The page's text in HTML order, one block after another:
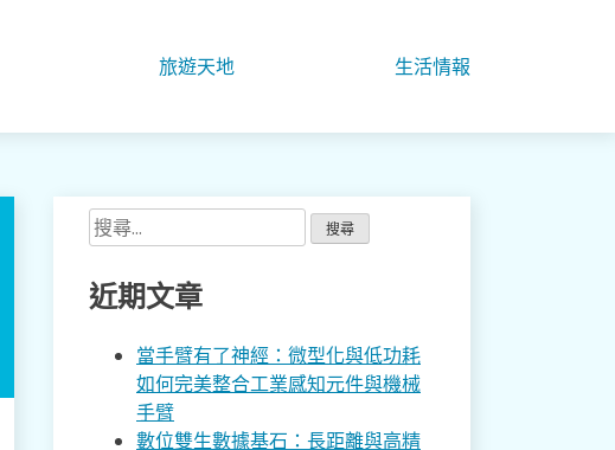
旅遊天地 生活情報
搜
尋
關
鍵
近期文章
當手臂有了神經：微型化與低功耗
如何完美整合工業感知元件與機械
手臂
數位雙生數據基石：長距離與高精